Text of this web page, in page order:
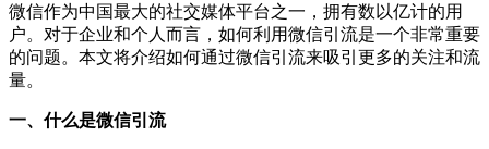
微信作为中国最大的社交媒体平台之一，拥有数以亿计的用
户。对于企业和个人而言，如何利用微信引流是一个非常重要
的问题。本文将介绍如何通过微信引流来吸引更多的关注和流
量。
一、什么是微信引流